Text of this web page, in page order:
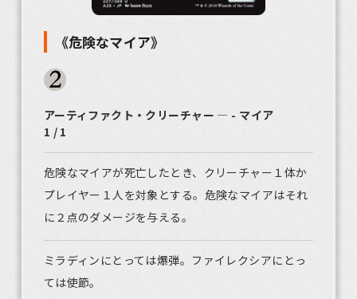
《危険なマイア》
アーティファクト・クリーチャー ― - マイア
1 / 1
危険なマイアが死亡したとき、クリーチャー１体か
プレイヤー１人を対象とする。危険なマイアはそれ
に２点のダメージを与える。
ミラディンにとっては爆弾。ファイレクシアにとっ
ては使節。